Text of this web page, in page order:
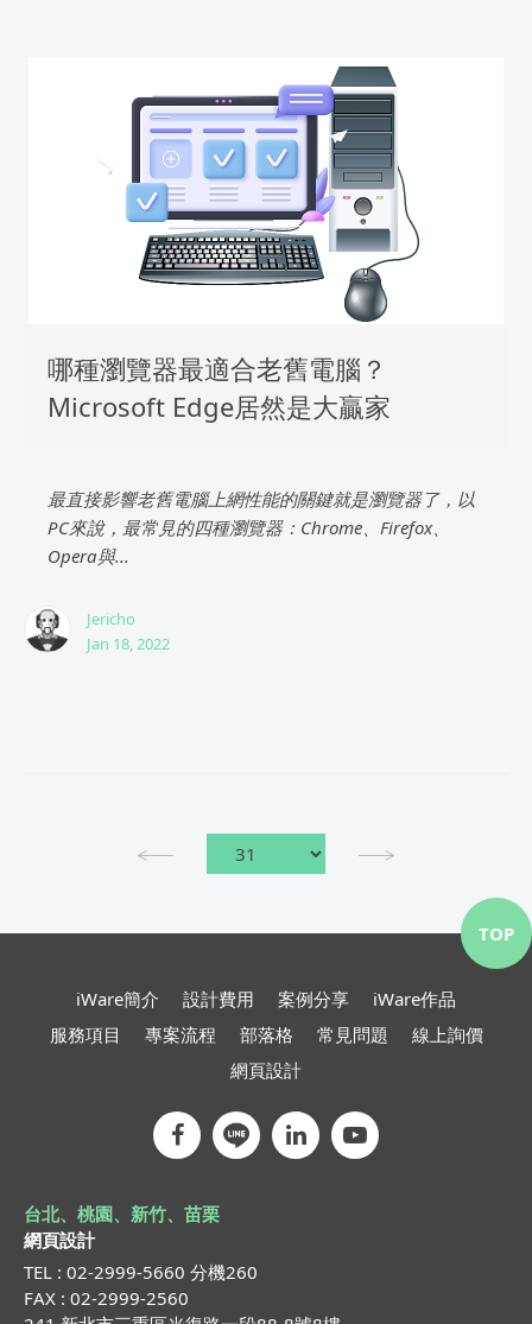
哪種瀏覽器最適合老舊電腦？
Microsoft Edge居然是大贏家
最直接影響老舊電腦上網性能的關鍵就是瀏覽器了，以
PC來說，最常見的四種瀏覽器：Chrome、Firefox、
Opera與...
Jericho
Jan 18, 2022
iWare簡介 設計費用 案例分享
iWare作品
服務項目
專案流程 部落格 常見問題
線上詢價
網頁設計
台北、桃園、新竹、苗栗
網頁設計
TEL : 02-2999-5660 分機260
FAX : 02-2999-2560
TOP